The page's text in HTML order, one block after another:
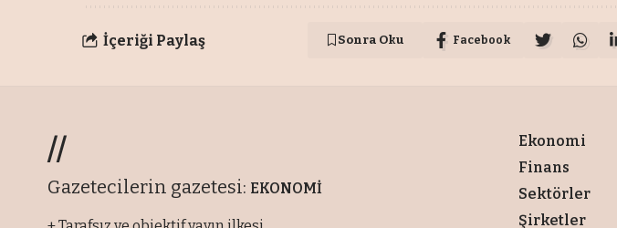
İçeriği Paylaş Sonra Oku Facebook
//
Gazetecilerin gazetesi: EKONOMİ
Ekonomi
Finans
Sektörler
Şirketler